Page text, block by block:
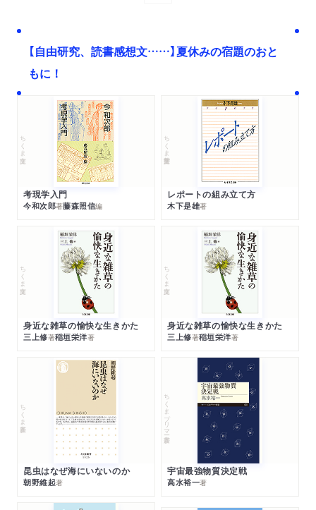
【自由研究、読書感想文……】夏休みの宿題のおと
もに！
ちくま文庫
考現学入門
今和次郎著藤森照信編
ちくま学芸文庫
レポートの組み立て方
木下是雄著
ちくま文庫
身近な雑草の愉快な生きかた
三上修著稲垣栄洋著
ちくま文庫
身近な雑草の愉快な生きかた
三上修著稲垣栄洋著
ちくま新書
昆虫はなぜ海にいないのか
朝野維起著
ちくまプリマー新書
宇宙最強物質決定戦
高水裕一著